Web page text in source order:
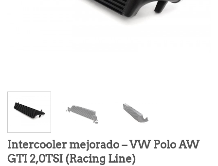
Intercooler mejorado – VW Polo AW
GTI 2,0TSI (Racing Line)